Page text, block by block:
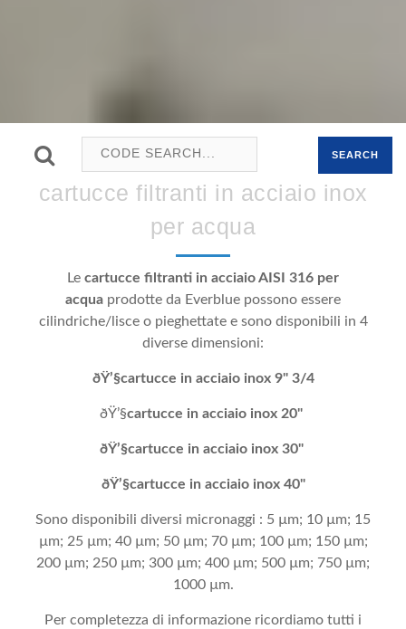
SEARCH
cartucce filtranti in acciaio inox
per acqua
Le cartucce filtranti in acciaio AISI 316 per
acqua prodotte da Everblue possono essere
cilindriche/lisce o pieghettate e sono disponibili in 4
diverse dimensioni:
ðŸ’§cartucce in acciaio inox 9" 3/4
ðŸ’§cartucce in acciaio inox 20"
ðŸ’§cartucce in acciaio inox 30"
ðŸ’§cartucce in acciaio inox 40"
Sono disponibili diversi micronaggi : 5 µm; 10 µm; 15
µm; 25 µm; 40 µm; 50 µm; 70 µm; 100 µm; 150 µm;
200 µm; 250 µm; 300 µm; 400 µm; 500 µm; 750 µm;
1000 µm.
Per completezza di informazione ricordiamo tutti i